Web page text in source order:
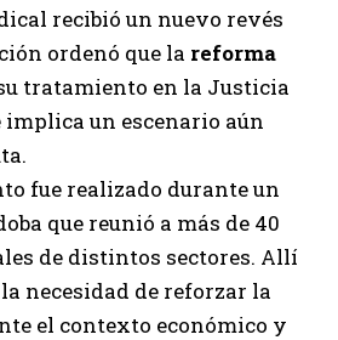
recibió un nuevo revés
ordenó que la reforma
tratamiento en la Justicia
implica un escenario aún
fue realizado durante un
que reunió a más de 40
de distintos sectores. Allí
necesidad de reforzar la
el contexto económico y